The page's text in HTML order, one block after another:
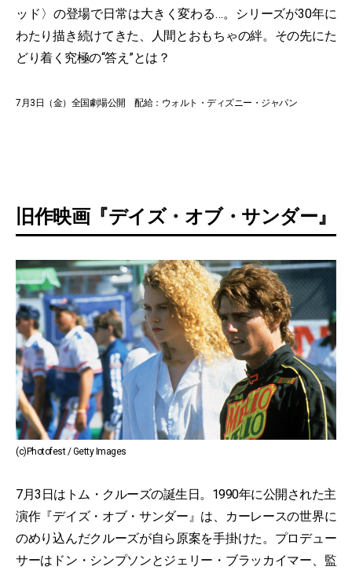
ッド〉の登場で日常は大きく変わる…。シリーズが30年に
わたり描き続けてきた、人間とおもちゃの絆。その先にた
どり着く究極の“答え”とは？
7月3日（金）全国劇場公開 配給：ウォルト・ディズニー・ジャパン
旧作映画『デイズ・オブ・サンダー』
(c)Photofest / Getty Images
7月3日はトム・クルーズの誕生日。1990年に公開された主
演作『デイズ・オブ・サンダー』は、カーレースの世界に
のめり込んだクルーズが自ら原案を手掛けた。プロデュー
サーはドン・シンプソンとジェリー・ブラッカイマー、監